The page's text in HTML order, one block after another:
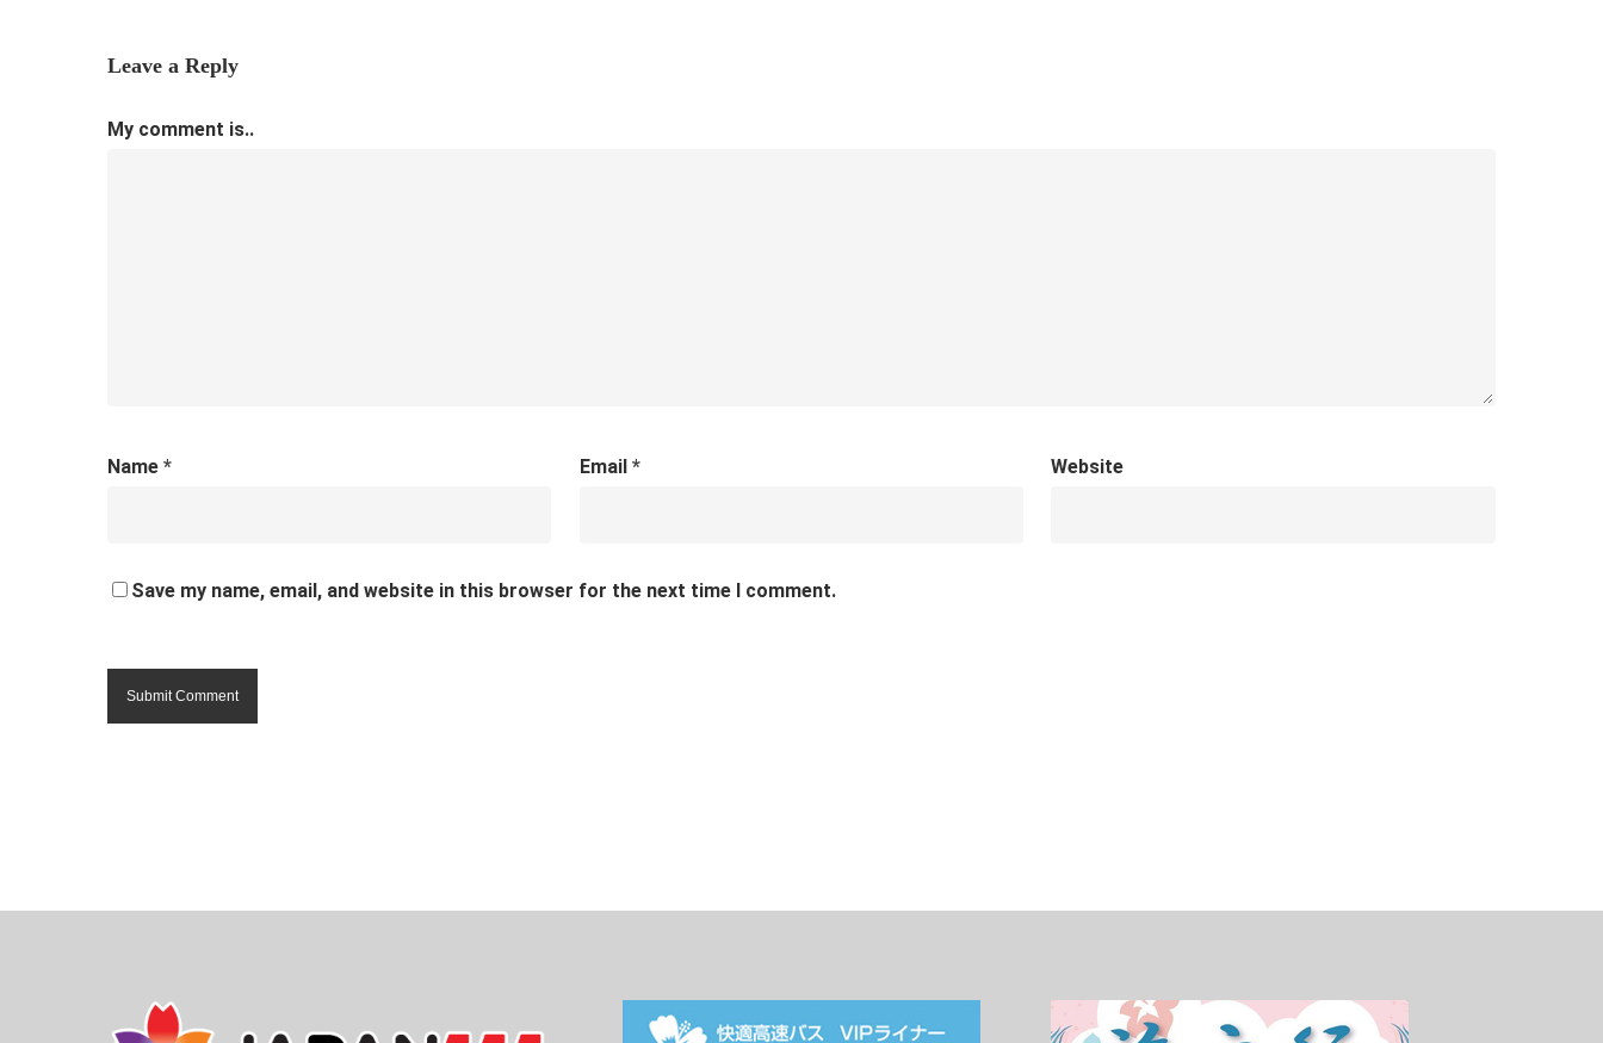
Leave a Reply
My comment is..
Name * Email * Website
Save my name, email, and website in this browser for the next time I comment.